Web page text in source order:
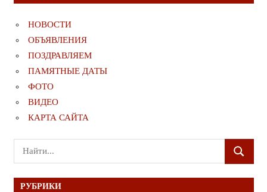
НОВОСТИ
ОБЪЯВЛЕНИЯ
ПОЗДРАВЛЯЕМ
ПАМЯТНЫЕ ДАТЫ
ФОТО
ВИДЕО
КАРТА САЙТА
Поиск
для:
ПОИСК
РУБРИКИ